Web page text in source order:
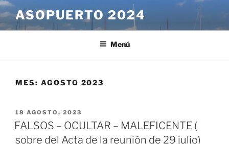
Saltar
al
contenido
ASOPUERTO 2024
Menú
MES: AGOSTO 2023
PUBLICADO
EL
18 AGOSTO, 2023
FALSOS – OCULTAR – MALEFICENTE (
sobre del Acta de la reunión de 29 julio)